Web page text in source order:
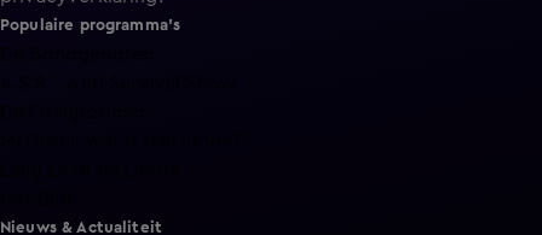
Populaire programma's
Nieuws & Actualiteit